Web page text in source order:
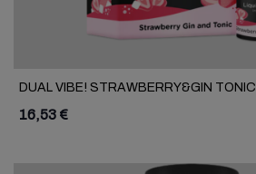
DUAL VIBE! STRAWBERRY&GIN TONIC
16,53 €